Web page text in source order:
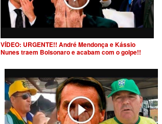
VÍDEO: URGENTE!! André Mendonça e Kássio
Nunes traem Bolsonaro e acabam com o golpe!!